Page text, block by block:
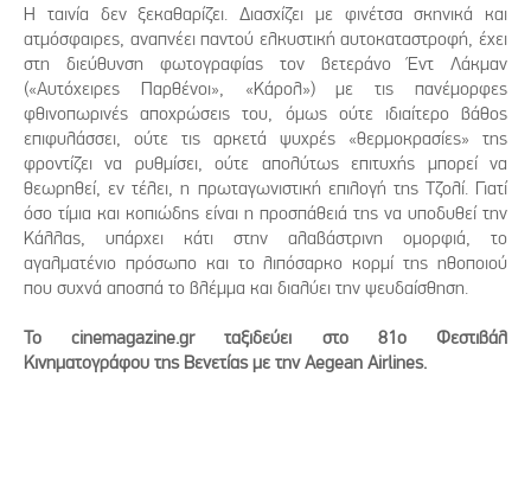
Η ταινία δεν ξεκαθαρίζει. Διασχίζει με φινέτσα σκηνικά και
ατμόσφαιρες, αναπνέει παντού ελκυστική αυτοκαταστροφή, έχει
στη διεύθυνση φωτογραφίας τον βετεράνο Έντ Λάκμαν
(«Αυτόχειρες Παρθένοι», «Κάρολ») με τις πανέμορφες
φθινοπωρινές αποχρώσεις του, όμως ούτε ιδιαίτερο βάθος
επιφυλάσσει, ούτε τις αρκετά ψυχρές «θερμοκρασίες» της
φροντίζει να ρυθμίσει, ούτε απολύτως επιτυχής μπορεί να
θεωρηθεί, εν τέλει, η πρωταγωνιστική επιλογή της Τζολί. Γιατί
όσο τίμια και κοπιώδης είναι η προσπάθειά της να υποδυθεί την
Κάλλας, υπάρχει κάτι στην αλαβάστρινη ομορφιά, το
αγαλματένιο πρόσωπο και το λιπόσαρκο κορμί της ηθοποιού
που συχνά αποσπά το βλέμμα και διαλύει την ψευδαίσθηση.
Το cinemagazine.gr ταξιδεύει στο 81ο Φεστιβάλ
Κινηματογράφου της Βενετίας με την Aegean Airlines.